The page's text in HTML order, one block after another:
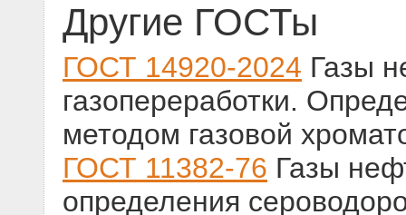
Другие ГОСТы
ГОСТ 14920-2024 Газы
газопереработки.
методом газовой
ГОСТ 11382-76 Газы
определения